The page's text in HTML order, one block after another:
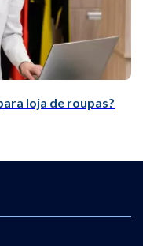
loja de roupas?